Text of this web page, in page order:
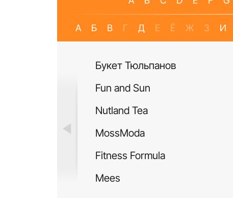
А Б В Г Д Е Ё Ж З И
Букет Тюльпанов
Fun and Sun
Nutland Tea
MossModa
Fitness Formula
Mees